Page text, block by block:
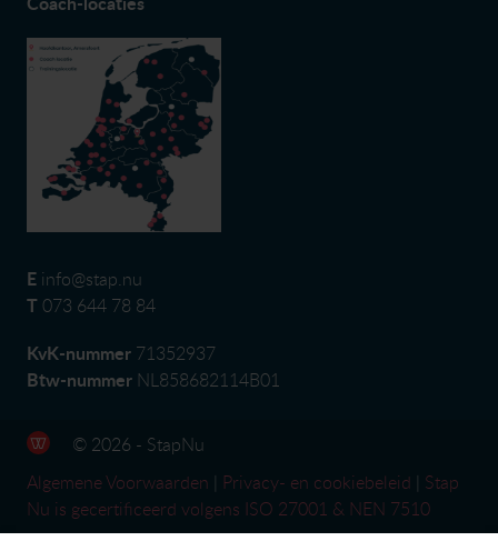
E info@stap.nu
T 073 644 78 84
KvK-nummer 71352937
Btw-nummer NL858682114B01
© 2026 - StapNu
Algemene Voorwaarden
Privacy- en cookiebeleid
Stap
Nu is gecertificeerd volgens ISO 27001 & NEN 7510